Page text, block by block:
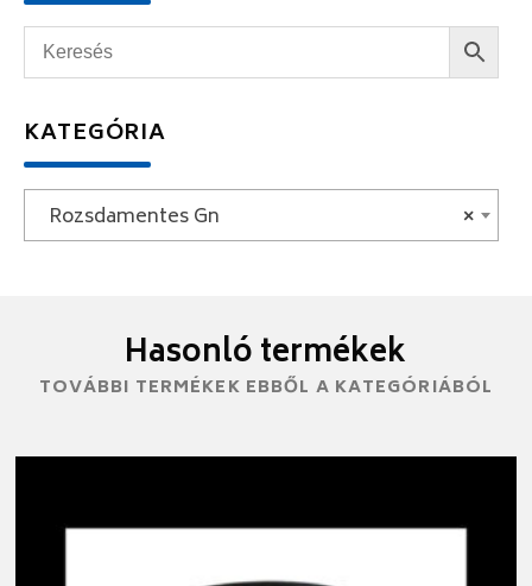
KATEGÓRIA
×
Rozsdamentes Gn
Hasonló termékek
TOVÁBBI TERMÉKEK EBBŐL A KATEGÓRIÁBÓL